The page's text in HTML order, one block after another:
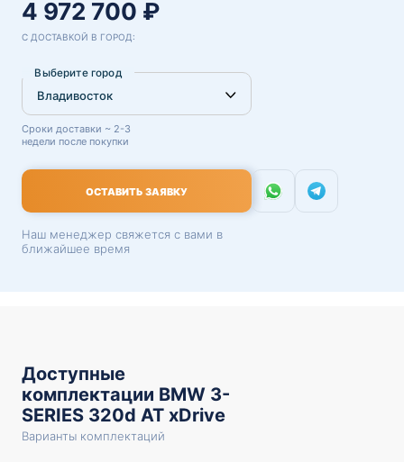
4 972 700 ₽
С ДОСТАВКОЙ В ГОРОД:
Выберите город
Сроки доставки ~ 2-3
недели после покупки
ОСТАВИТЬ ЗАЯВКУ
Наш менеджер свяжется с вами в
ближайшее время
Доступные
комплектации BMW 3-
SERIES 320d AT xDrive
Варианты комплектаций